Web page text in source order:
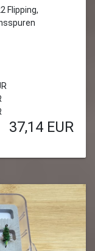
Flipping,
37,14 EUR